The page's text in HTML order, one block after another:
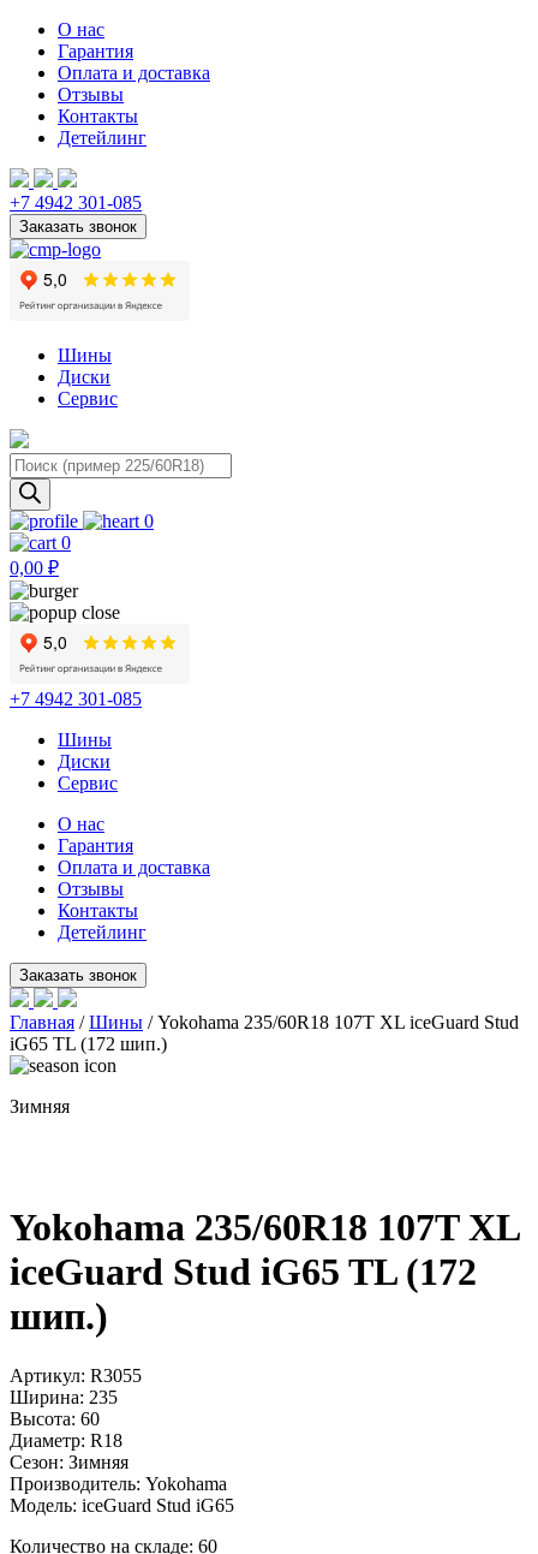
О нас
Гарантия
Оплата и доставка
Отзывы
Контакты
Детейлинг
+7 4942 301-085
Шины
Диски
Сервис
Поиск
товаров
0
0
0,00 ₽
+7 4942 301-085
Шины
Диски
Сервис
О нас
Гарантия
Оплата и доставка
Отзывы
Контакты
Детейлинг
Главная /Шины / Yokohama 235/60R18 107T XL iceGuard Stud
iG65 TL (172 шип.)
Зимняя
Yokohama 235/60R18 107T XL
iceGuard Stud iG65 TL (172
шип.)
Артикул: R3055
Ширина: 235
Высота: 60
Диаметр: R18
Сезон: Зимняя
Производитель: Yokohama
Модель: iceGuard Stud iG65
Количество на складе: 60